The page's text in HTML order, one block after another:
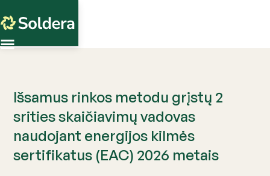
Išsamus rinkos metodu grįstų 2
srities skaičiavimų vadovas
naudojant energijos kilmės
sertifikatus (EAC) 2026 metais